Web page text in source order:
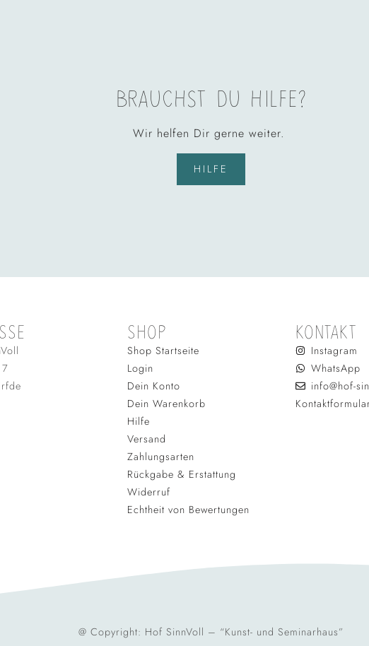
BRAUCHST DU HILFE?
Wir helfen Dir gerne weiter.
HILFE
SHOP
Shop Startseite
Login
Dein Konto
Dein Warenkorb
Hilfe
Versand
Zahlungsarten
Rückgabe & Erstattung
Widerruf
Echtheit von Bewertungen
KONTAKT
Instagram
WhatsApp
info@hof-
@ Copyright: Hof SinnVoll – “Kunst- und Seminarhaus”